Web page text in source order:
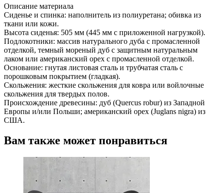
Описание материала
Сиденье и спинка: наполнитель из полиуретана; обивка из
ткани или кожи.
Высота сиденья: 505 мм (445 мм с приложенной нагрузкой).
Подлокотники: массив натурального дуба с промасленной
отделкой, темный мореный дуб с защитным натуральным
лаком или американский орех с промасленной отделкой.
Основание: гнутая листовая сталь и трубчатая сталь с
порошковым покрытием (гладкая).
Скольжения: жесткие скольжения для ковра или войлочные
скольжения для твердых полов.
Происхождение древесины: дуб (Quercus robur) из Западной
Европы и/или Польши; американский орех (Juglans nigra) из
США.
Вам также может понравиться